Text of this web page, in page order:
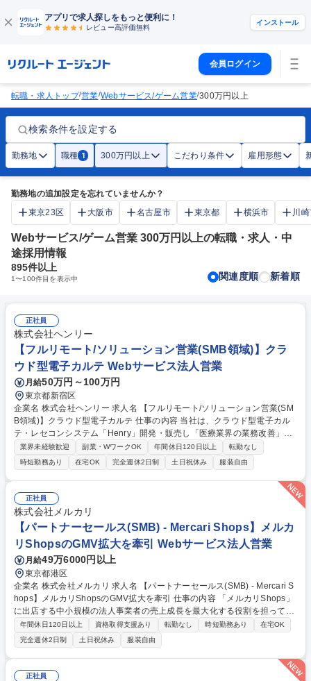
アプリで求人探しをもっと便利に！
レビュー高評価無料
インストール
会員ログイン
転職・求人トップ/営業/Webサービス/ゲーム営業/300万円以上
検索条件を設定する
勤務地 職種 1 300万円以上 こだわり条件 雇用形態
勤務地の追加設定を忘れていませんか？
東京23区
大阪市 名古屋市 東京都 横浜市 川
Webサービス/ゲーム営業 300万円以上の転職・求人・中
途採用情報
895件以上
1〜100件目を表示中 関連度順 新着順
正社員
株式会社ヘンリー
【フルリモート/ソリューション営業(SMB領域)】クラ
ウド型電子カルテ Webサービス法人営業
月給50万円～100万円
東京都新宿区
企業名 株式会社ヘンリー 求人名 【フルリモート/ソリューション営業(SM
B領域)】クラウド型電子カルテ 仕事の内容 当社は、クラウド型電子カル
テ・レセコンシステム「Henry」開発・販売し「医療業界の業務改善」に
取り組んでいます。そんな当社にて、中小病院向けの新規開拓営業をご担
当いただきます。 インバウンドリードを中心に、病院の経営課題を特定
し、IT導入による業務改善や経営ビジョンの実現に向けたソリューション
提案を行います。 【具体的には】 ■リード・問合せへの対応 ■経営層への
課題解決型提案 ■学内合意形成の推進 ■製品開発へのフィードバック 契約
後は導入コンサルタントが引き継ぐため、商談に注力可能です。 募集職種
【フルリモート/ソリューション営業(SMB領域)】クラウド型電子カルテ
業界未経験歓迎 副業・WワークOK 年間休日120日以上
転勤なし
時短勤務あり
在宅OK 完全週休2日制 土日祝休み 服装自由
正社員
株式会社メルカリ
【パートナーセールス(SMB) - Mercari Shops】メルカ
リShopsのGMV拡大を牽引 Webサービス法人営業
月給49万6000円以上
東京都港区
企業名 株式会社メルカリ 求人名 【パートナーセールス(SMB) - Mercari S
hops】メルカリShopsのGMV拡大を牽引 仕事の内容 「メルカリShops」
に出店する中小規模の法人事業者の売上成長を最大化する役割を担ってい
ただきます。 ■事業者への架電や商談を通じた提案交渉 ■事業者へのヒア
リングを起点とした支援の仕組みの実行と改善 ■事業者の新規立ち上げ～
定着を促進する営業活動 ■目標達成に向けた営業数値の進捗管理 ■AIやテ
クノロジーを活用した施策の検証と拡張 募集職種 【パートナーセールス
(SMB) - Mercari Shops】メルカリShopsのGMV拡大を牽引
年間休日120日以上 資格取得支援あり 転勤なし 時短勤務あり
在宅OK
完全週休2日制
土日祝休み 服装自由
正社員